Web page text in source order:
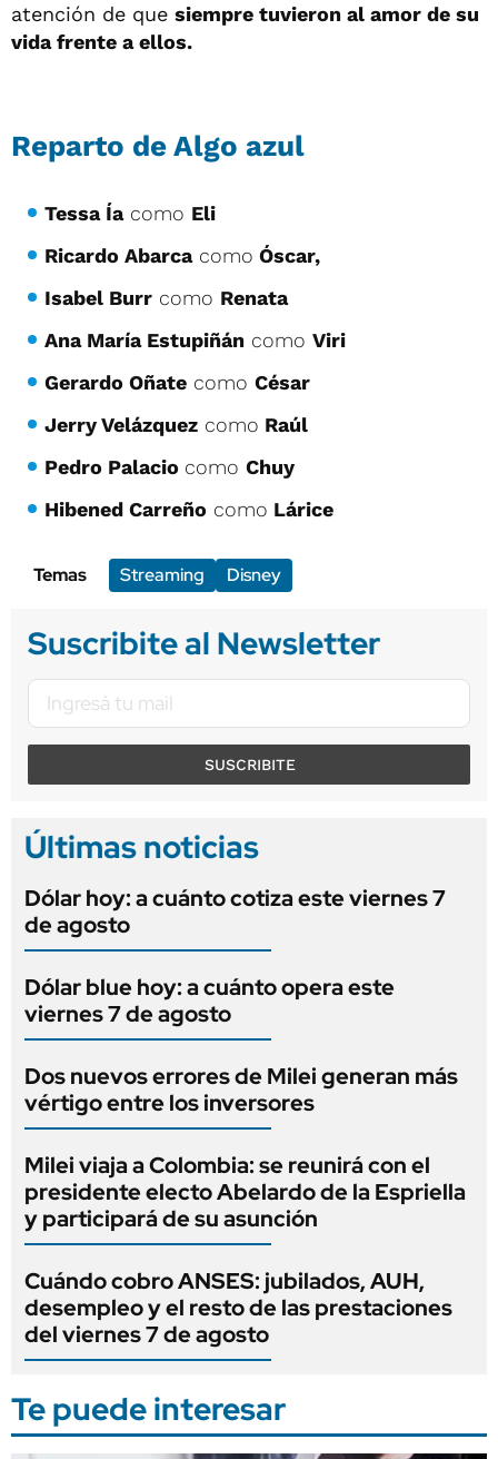
atención de que siempre tuvieron al amor de su
vida frente a ellos.
Reparto de Algo azul
Tessa Íacomo Eli
Ricardo Abarcacomo Óscar,
Isabel Burr como Renata
Ana María Estupiñán como Viri
Gerardo Oñate como César
Jerry Velázquez como Raúl
Pedro Palacio como Chuy
Hibened Carreño como Lárice
Temas Streaming Disney
Suscribite al Newsletter
SUSCRIBITE
Últimas noticias
Dólar hoy: a cuánto cotiza este viernes 7
de agosto
Dólar blue hoy: a cuánto opera este
viernes 7 de agosto
Dos nuevos errores de Milei generan más
vértigo entre los inversores
Milei viaja a Colombia: se reunirá con el
presidente electo Abelardo de la Espriella
y participará de su asunción
Cuándo cobro ANSES: jubilados, AUH,
desempleo y el resto de las prestaciones
del viernes 7 de agosto
Te puede interesar